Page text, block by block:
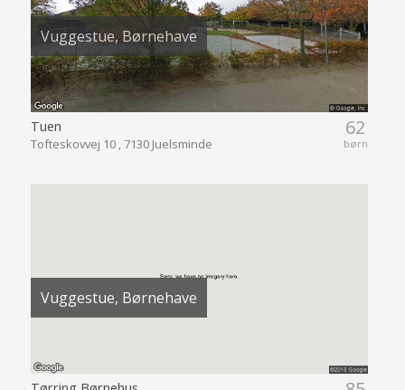
Vuggestue, Børnehave
62
børn
Tuen
Tofteskovvej 10 , 7130 Juelsminde
Vuggestue, Børnehave